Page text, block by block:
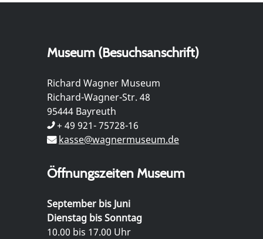
Museum (Besuchsanschrift)
Richard Wagner Museum
Richard-Wagner-Str. 48
95444 Bayreuth
+ 49 921- 75728-16
kasse@wagnermuseum.de
Öffnungszeiten Museum
September bis Juni
Dienstag bis Sonntag
10.00 bis 17.00 Uhr